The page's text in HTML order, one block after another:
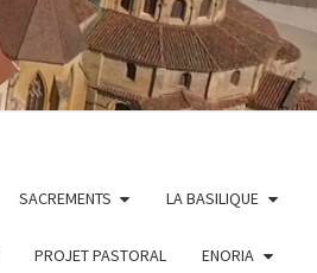
SACREMENTS LA BASILIQUE
PROJET PASTORAL ENORIA